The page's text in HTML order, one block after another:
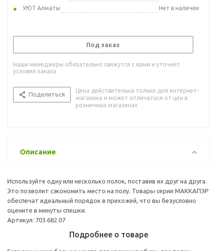
УЮТ Алматы
Нет в наличии
Под заказ
Наши менеджеры обязательно свяжутся с вами и уточнят
условия заказа
Поделиться
Цена действительна только для интернет-
магазина и может отличаться от цен в
розничных магазинах
Описание
Используйте одну или несколько полок, поставив их друг на друга.
Это позволит сэкономить место на полу. Товары серии МАККАПЭР
обеспечат идеальный порядок в прихожей, что вы безусловно
оцените в минуты спешки.
Артикул: 703.682.07
Подробнее о товаре